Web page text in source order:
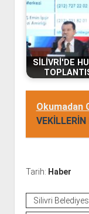
SİLİVRİ'DE
Okumadan
Tarih: Haber
Silivri